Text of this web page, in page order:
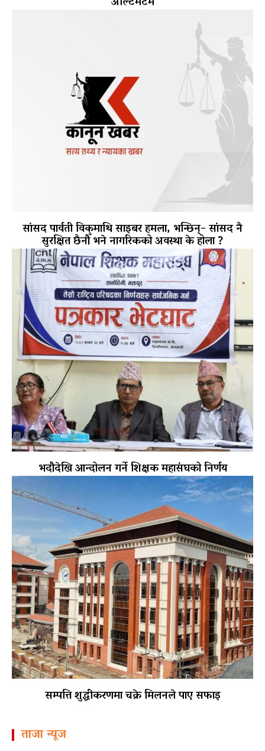
सांसद पार्वती विकमाथि साइबर हमला, भन्छिन्– सांसद नै
सुरक्षित छैनौँ भने नागरिकको अवस्था के होला ?
भदौदेखि आन्दोलन गर्ने शिक्षक महासंघको निर्णय
सम्पत्ति शुद्धीकरणमा चक्रे मिलनले पाए सफाइ
ताजा न्यूज